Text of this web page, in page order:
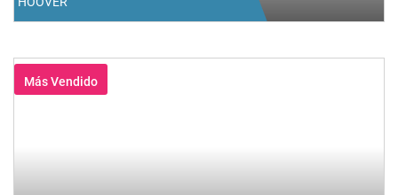
Más Vendido